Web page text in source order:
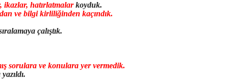
ikazlar, hatırlatmalar koyduk.
ve bilgi kirliliğinden kaçındık.
çalıştık.
sorulara ve konulara yer vermedik.